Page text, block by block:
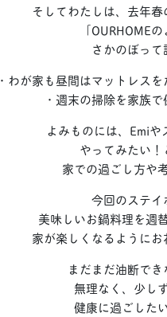
そしてわたしは、去年
「OURHOME
さかのぼって
・わが家も昼間はマットレス
・週末の掃除を家族
よみものには、Emiや
やってみたい
家での過ごし方や
今回のステイ
美味しいお鍋料理を週
家が楽しくなるように
まだまだ油断でき
無理なく、少し
健康に過ごした